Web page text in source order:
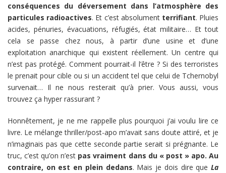
conséquences du déversement dans l’atmosphère des
particules radioactives. Et c’est absolument terrifiant. Pluies
acides, pénuries, évacuations, réfugiés, état militaire… Et tout
cela se passe chez nous, à partir d’une usine et d’une
exploitation anarchique qui existent réellement. Un centre qui
n’est pas protégé. Comment pourrait-il l’être ? Si des terroristes
le prenait pour cible ou si un accident tel que celui de Tchernobyl
survenait… Il ne nous resterait qu’à prier. Vous aussi, vous
trouvez ça hyper rassurant ?
Honnêtement, je ne me rappelle plus pourquoi j’ai voulu lire ce
livre. Le mélange thriller/post-apo m’avait sans doute attiré, et je
n’imaginais pas que cette seconde partie serait si prégnante. Le
truc, c’est qu’on n’est pas vraiment dans du « post » apo. Au
contraire, on est en plein dedans. Mais je dois dire queLa